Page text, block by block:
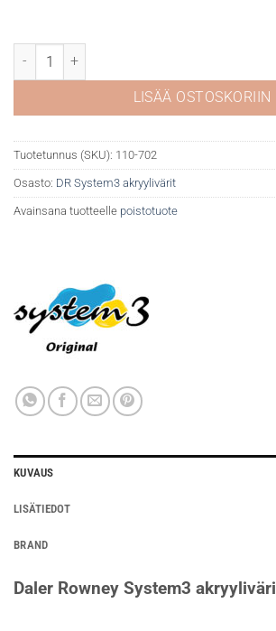
DR System 3 akryyli 702 Silver (hue) määrä
LISÄÄ OSTOSKORIIN
Tuotetunnus (SKU): 110-702
Osasto: DR System3 akryylivärit
Avainsana tuotteelle poistotuote
KUVAUS
LISÄTIEDOT
BRAND
Daler Rowney System3 akryyliväri